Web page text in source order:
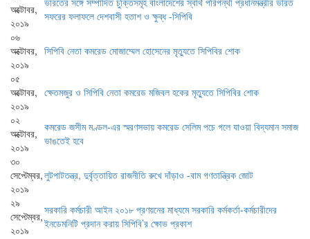
অক্টোবর,
২০১৯
সফরের ফলাফলে দেশবাসী হতাশ ও ক্ষুব্ধ -সিপিবি
০৬
অক্টোবর,
২০১৯
সিপিবি নেতা কমরেড মোজাম্মেল হোসেনের মৃত্যুতে সিপিবির শোক
০৫
অক্টোবর,
২০১৯
ক্ষেতমজুর ও সিপিবি নেতা কমরেড মজিবল হকের মৃত্যুতে সিপিবির শোক
০২
অক্টোবর,
২০১৯
কমরেড জসীম মণ্ডল-এর স্মরণসভায় কমরেড সেলিম পচে গলে যাওয়া বিদ্যমান সমাজ
ভাঙতেই হবে
৩০
সেপ্টেম্বর,
২০১৯
লুটপাটতন্ত্র, দুর্বৃত্তায়িত রাজনীতি রুখে দাঁড়াও -বাম গণতান্ত্রিক জোট
২৯
সেপ্টেম্বর,
২০১৯
সরকারি কর্মচারী আইন ২০১৮ প্রণয়নের মাধ্যমে সরকারি কর্মকর্তা-কর্মচারীদের
ইনডেমনিটি প্রদান করায় সিপিবি’র ক্ষোভ প্রকাশ